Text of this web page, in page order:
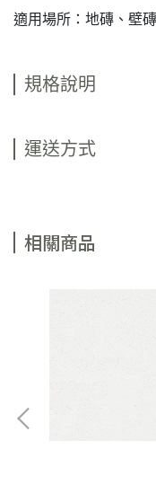
適用場所：地磚、壁磚
規格說明
運送方式
相關商品